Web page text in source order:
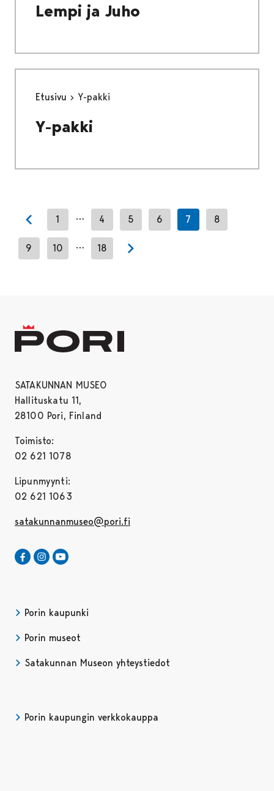
Lempi ja Juho
Etusivu Y-pakki
Y-pakki
Previous page
1 … 4 5 6 7 8
9 10 … 18
Next page
SATAKUNNAN MUSEO
Hallituskatu 11,
28100 Pori, Finland
Toimisto:
02 621 1078
Lipunmyynti:
02 621 1063
satakunnanmuseo@pori.fi
Satakunnan Museo Facebookissa
Avautuu uudessa välilehdessä
Satakunnan Museo Instagrammissa
Avautuu uudessa välilehdessä
Porin kaupunki
Porin museot
Satakunnan Museon yhteystiedot
Porin kaupungin verkkokauppa